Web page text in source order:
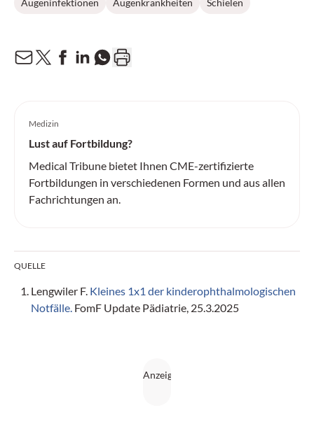
Medizin
Lust auf Fortbildung?
Medical Tribune bietet Ihnen CME-zertifizierte
Fortbildungen in verschiedenen Formen und aus allen
Fachrichtungen an.
QUELLE
Lengwiler F. Kleines 1x1 der kinderophthalmologischen
Notfälle. FomF Update Pädiatrie, 25.3.2025